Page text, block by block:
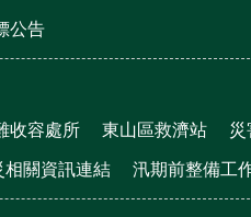
公告
收容處所 東山區救濟站 災
相關資訊連結 汛期前整備工